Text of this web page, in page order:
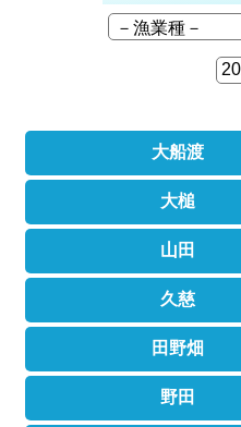
大船渡
大槌
山田
久慈
田野畑
野田